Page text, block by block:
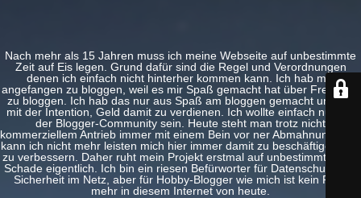
Nach mehr als 15 Jahren muss ich meine Webseite auf unbestimmte
Zeit auf Eis legen. Grund dafür sind die Regel und Verordnungen
denen ich einfach nicht hinterher kommen kann. Ich hab mal
angefangen zu bloggen, weil es mir Spaß gemacht hat über Freeware
zu bloggen. Ich hab das nur aus Spaß am bloggen gemacht und nie
mit der Intention, Geld damit zu verdienen. Ich wollte einfach nur Teil
der Blogger-Community sein. Heute steht man trotz nicht
kommerziellem Antrieb immer mit einem Bein vor ner Abmahnung. Das
kann ich nicht mehr leisten mich hier immer damit zu beschäftigen und
zu verbessern. Daher ruht mein Projekt erstmal auf unbestimmte Zeit.
Schade eigentlich. Ich bin ein riesen Befürworter für Datenschutz und
Sicherheit im Netz, aber für Hobby-Blogger wie mich ist kein Platz
mehr in diesem Internet von heute.